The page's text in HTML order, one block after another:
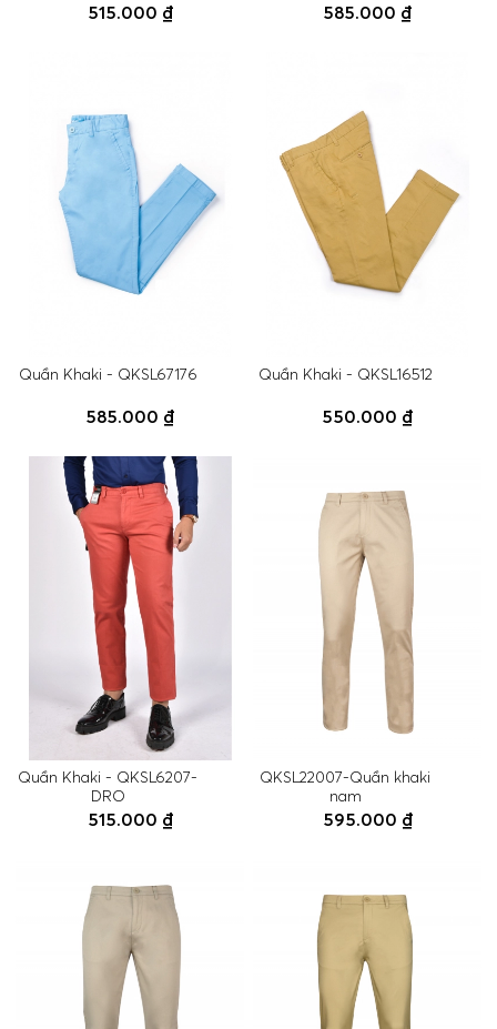
515.000 ₫ 585.000 ₫
Quần Khaki - QKSL67176
585.000 ₫
Quần Khaki - QKSL16512
550.000 ₫
Quần Khaki - QKSL6207-
DRO
515.000 ₫
QKSL22007-Quần khaki
nam
595.000 ₫